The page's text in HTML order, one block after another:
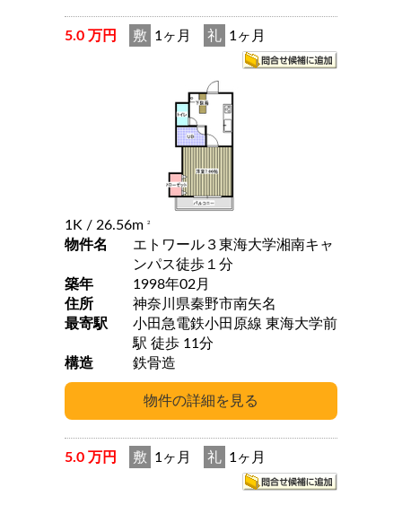
5.0 万円 敷 1ヶ月 礼 1ヶ月
1K / 26.56m 2
物件名
エトワール３東海大学湘南キャ
ンパス徒歩１分
築年
1998年02月
住所
神奈川県秦野市南矢名
最寄駅
小田急電鉄小田原線 東海大学前
駅 徒歩 11分
構造
鉄骨造
5.0 万円 敷 1ヶ月 礼 1ヶ月